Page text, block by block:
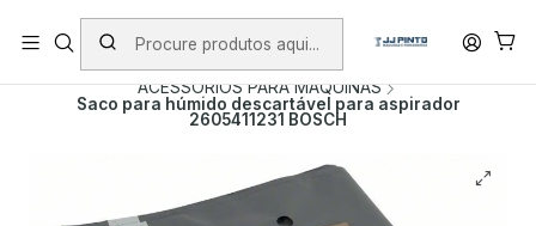
PORTES INCLUÍDOS EM ENCOMENDAS +75€ (excepto ilhas)
Início PRODUTOS
ACESSÓRIOS
ACESSORIOS PARA MAQUINAS
Saco para húmido descartável para aspirador
2605411231 BOSCH